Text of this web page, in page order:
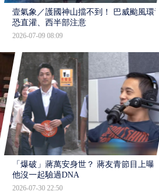
壹氣象／護國神山擋不到！ 巴威颱風環流
恐直灌、西半部注意
2026-07-09 08:09
「爆破」蔣萬安身世？ 蔣友青節目上曝：
他沒一起驗過DNA
2026-07-30 22:50